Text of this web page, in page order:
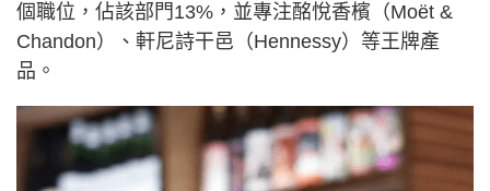
個職位，佔該部門13%，並專注酩悅香檳（Moët &
Chandon）、軒尼詩干邑（Hennessy）等王牌產
品。